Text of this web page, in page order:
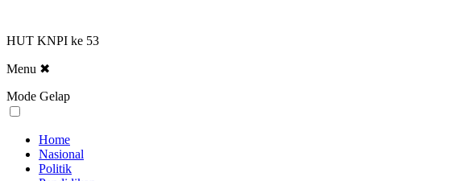
HUT KNPI ke 53
Menu ✖
Mode Gelap
Home
Nasional
Politik